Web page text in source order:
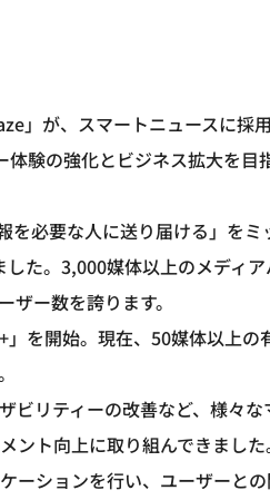
」が、スマートニュースに採
験の強化とビジネス拡大を目
を必要な人に送り届ける」をミ
た。3,000媒体以上のメディ
ー数を誇ります。
を開始。現在、50媒体以上の
ビリティーの改善など、様々な
ント向上に取り組んできまし
ーションを行い、ユーザーと